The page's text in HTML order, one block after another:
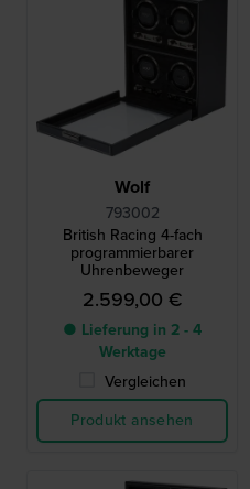
Wolf
793002
British Racing 4-fach
programmierbarer
Uhrenbeweger
2.599,00 €
● Lieferung in 2 - 4
Werktage
Vergleichen
Produkt ansehen